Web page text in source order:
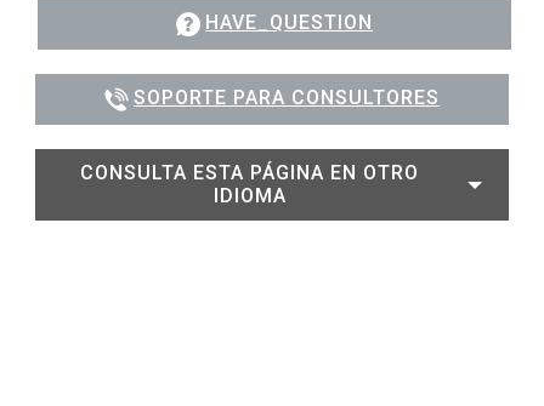
HAVE_QUESTION
SOPORTE PARA CONSULTORES
CONSULTA ESTA PÁGINA EN OTRO
IDIOMA